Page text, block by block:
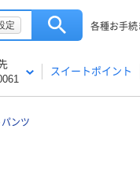
定 各種お手続
スイートポイント
ンツ